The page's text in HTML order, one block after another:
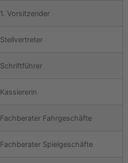
1. Vorsitzender
Stellvertreter
Schriftführer
Kassiererin
Fachberater Fahrgeschäfte
Fachberater Spielgeschäfte